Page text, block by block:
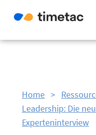
Home >
Leadership: Die
Experteninterview